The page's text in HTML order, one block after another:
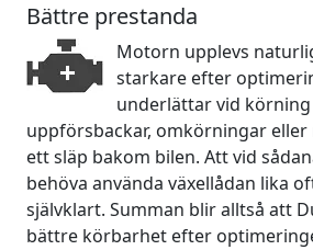
Bättre prestanda
Motorn upplevs
starkare efter
underlättar vid körning
uppförsbackar, omkörningar
ett släp bakom bilen. Att vid
behöva använda växellådan lika
självklart. Summan blir alltså att
bättre körbarhet efter